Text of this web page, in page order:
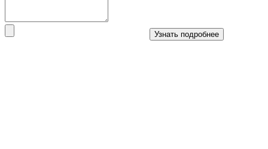
Узнать подробнее